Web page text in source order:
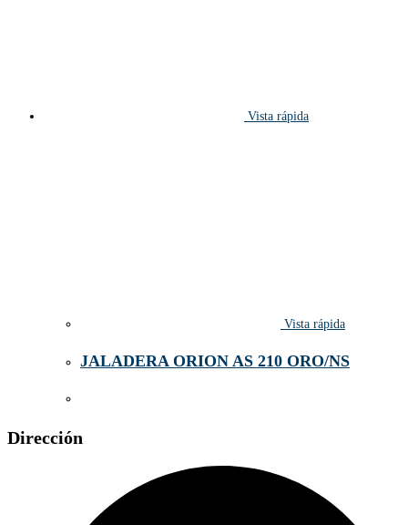
Vista rápida
Vista rápida
JALADERA ORION AS 210 ORO/NS
Dirección